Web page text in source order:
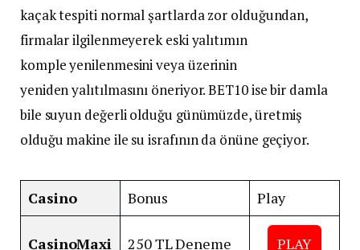
kaçak tespiti normal şartlarda zor olduğundan,
firmalar ilgilenmeyerek eski yalıtımın
komple yenilenmesini veya üzerinin
yeniden yalıtılmasını öneriyor. BET10 ise bir damla
bile suyun değerli olduğu günümüzde, üretmiş
olduğu makine ile su israfının da önüne geçiyor.
Casino Bonus Play
CasinoMaxi
250 TL Deneme
PLAY